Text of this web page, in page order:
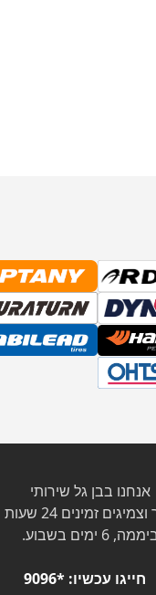
אנחנו בבן גל שירותי
זמינים 24 שעות
6 ימים בשבוע.
חייגו עכשיו:*9096